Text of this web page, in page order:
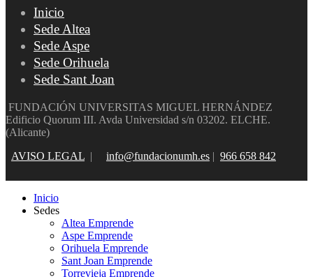
Inicio
Sede Altea
Sede Aspe
Sede Orihuela
Sede Sant Joan
FUNDACIÓN UNIVERSITAS MIGUEL HERNÁNDEZ
Edificio Quorum III. Avda Universidad s/n 03202. ELCHE.
(Alicante)
AVISO LEGAL | info@fundacionumh.es | 966 658 842
Inicio
Sedes
Altea Emprende
Aspe Emprende
Orihuela Emprende
Sant Joan Emprende
Torrevieja Emprende